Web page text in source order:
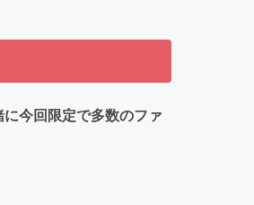
今回限定で多数のファ